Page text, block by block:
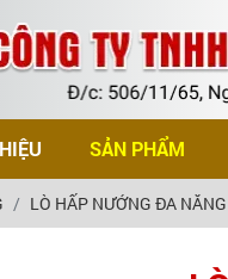
SẢN PHẨM
LÒ HẤP NƯỚNG ĐA